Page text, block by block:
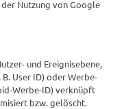
Nutzung von Google
und Ereignisebene,
User ID) oder Werbe-
Werbe-ID) verknüpft
bzw. gelöscht.